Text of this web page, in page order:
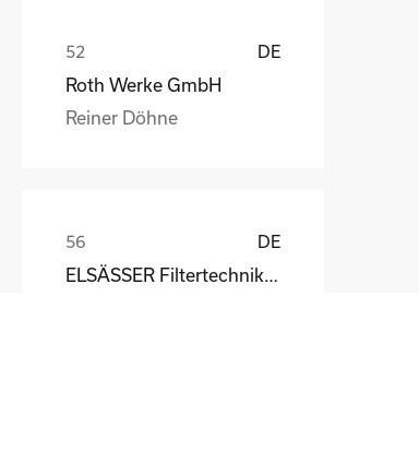
DE
Roth Werke GmbH
Reiner Döhne
DE